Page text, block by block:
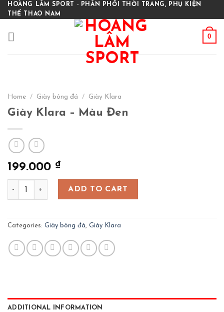
Skip
to
HOÀNG LÂM SPORT - PHÂN PHỐI THỜI TRANG, PHỤ KIỆN
THỂ THAO NAM
0
Home / Giày bóng đá / Giày Klara
Giày Klara – Màu Đen
199.000 ₫
Giày Klara - Màu Đen quantity
ADD TO CART
Categories: Giày bóng đá, Giày Klara
ADDITIONAL INFORMATION